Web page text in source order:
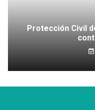
Protección Civil